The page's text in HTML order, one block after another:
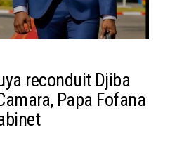
reconduit Djiba
Papa Fofana